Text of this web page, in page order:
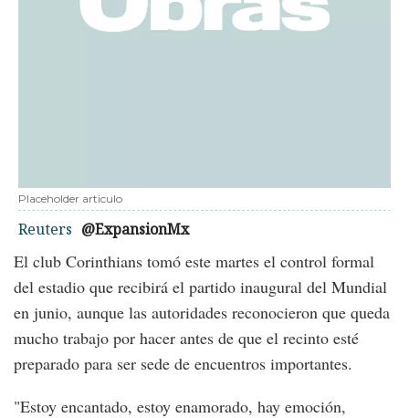
Placeholder articulo
Reuters @ExpansionMx
El club Corinthians tomó este martes el control formal
del estadio que recibirá el partido inaugural del Mundial
en junio, aunque las autoridades reconocieron que queda
mucho trabajo por hacer antes de que el recinto esté
preparado para ser sede de encuentros importantes.
"Estoy encantado, estoy enamorado, hay emoción,